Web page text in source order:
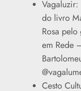
Vagaluzir:
do livro
Rosa
em Rede
Cesto